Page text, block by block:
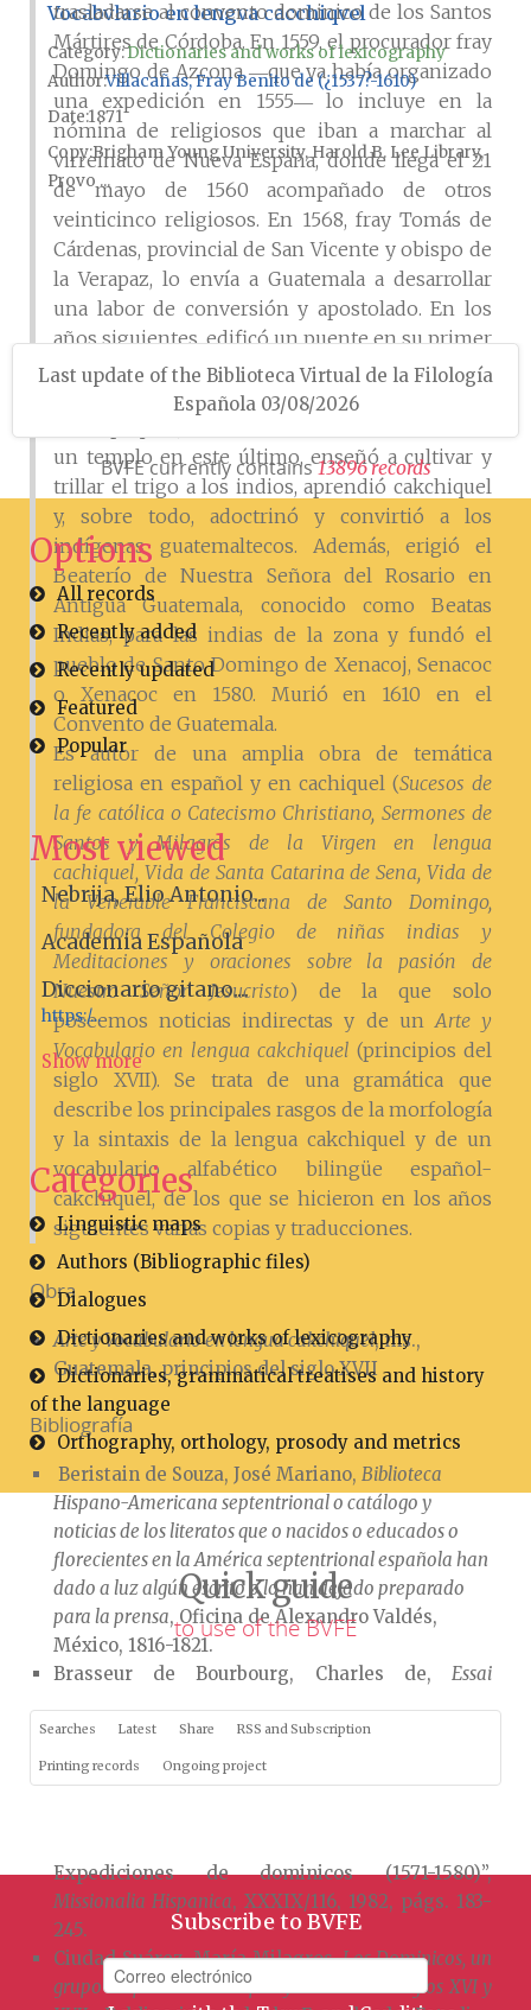
trasladarse al convento dominico de los Santos
Mártires de Córdoba. En 1559, el procurador fray
Domingo de Azcona ―que ya ha­bía organizado
una expedición en 1555― lo incluye en la
nómina de religiosos que iban a marchar al
virreinato de Nueva España, donde llega el 21
de mayo de 1560 acompañado de otros
veinticinco religiosos. En 1568, fray Tomás de
Cárdenas, provincial de San Vicente y obispo de
la Vera­paz, lo envía a Guatemala a desarrollar
una labor de conversión y apostolado. En los
años siguientes, edificó un puente en su primer
destino, Sacapulas, para poder vadear el río local
en invierno (1570), fundó San Pedro y San Juan
un templo en este último, enseñó a cultivar y
trillar el trigo a los indios, aprendió cak­chiquel
y, sobre todo, adoctrinó y convirtió a los
indígenas guatemaltecos. Además, erigió el
Beaterío de Nuestra Señora del Rosario en
Antigua Guatemala, conocido como Beatas
Indias, para las indias de la zona y fundó el
pueblo de Santo Domingo de Xenacoj, Senacoc
o Xenacoc en 1580. Murió en 1610 en el
Convento de Guatemala.
Es autor de una amplia obra de temática
religiosa en español y en cachiquel (Sucesos de
la fe católica o Catecismo Christiano, Sermones de
Santos y Mi­lagros de la Virgen en lengua
cachiquel, Vida de Santa Catarina de Sena, Vida de
la Venerable Franciscana de Santo Domingo,
fundadora del Colegio de niñas indias y
Meditaciones y oraciones sobre la pasión de
Nuestro Señor Jesucristo) de la que solo
poseemos noticias indirectas y de unArte y
Vocabulario en lengua cakchiquel (principios del
siglo XVII). Se trata de una gramática que
describe los principales rasgos de la morfología
y la sintaxis de la lengua cakchiquel y de un
vocabulario alfabético bilingüe español-
cakchiquel, de los que se hicieron en los años
siguientes varias copias y traducciones.
Obra
Arte y Vocabulario en lengua cakchiquel, ms.,
Guatemala, principios del siglo XVII
Bibliografía
Beristain de Souza, José Mariano, Biblioteca
Hispano-Americana septentrional o catálogo y
noticias de los literatos que o nacidos o educados o
florecientes en la América septentrional española han
dado a luz algún escrito o lo han dejado preparado
para la prensa, Oficina de Alexandro Valdés,
México, 1816-1821.
Brasseur de Bourbourg, Charles de,Essai
sur l’etnographie de l’Amérique Centrale, Revue
Orientale et Améri­caine, París, 1859.
Castro Seoane, José, “Aviamiento y catálogo de
Expediciones de dominicos (1571-1580)”,
Missionalia Hispanica, XXXIX/116, 1982, págs. 183-
245.
Ciudad Suárez, María Milagros,Los Dominicos, un
grupo de poder en Chiapas y Gua­temala. Siglos XVI y
Vocabvlario en lengva cacchiqvel
Category:Dictionaries and works of lexicography
AuthorVillacañas, Fray Benito de (¿1537?-1610)
Date1871
CopyBrigham Young University, Harold B. Lee Library,
Provo ...
Last update of the Biblioteca Virtual de la Filología
Española 03/08/2026
BVFE currently contains13896records
Options
All records
Recently added
Recently updated
Featured
Popular
Most viewed
Nebrija, Elio Antonio...
Academia Española
Diccionario gitano....
https:/...
Show more
Categories
Linguistic maps
Authors (Bibliographic files)
Dialogues
Dictionaries and works of lexicography
Dictionaries, grammatical treatises and history
of the language
Orthography, orthology, prosody and metrics
Quick guide
to use of the BVFE
Searches Latest Share RSS and Subscription
Printing records Ongoing project
Subscribe to BVFE